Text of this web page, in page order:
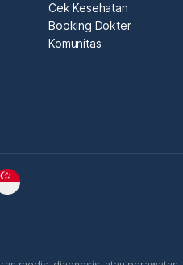
Cek Kesehatan
Booking Dokter
Komunitas